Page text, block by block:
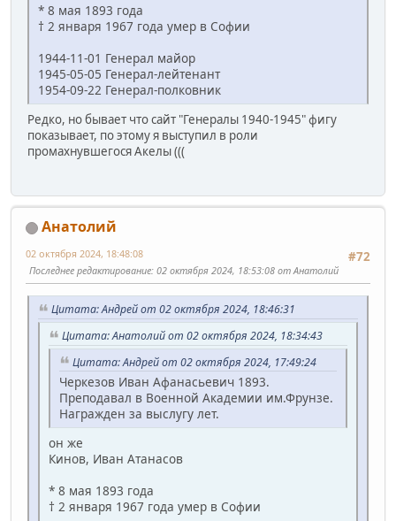
* 8 мая 1893 года
† 2 января 1967 года умер в Софии
1944-11-01 Генерал майор
1945-05-05 Генерал-лейтенант
1954-09-22 Генерал-полковник
Редко, но бывает что сайт "Генералы 1940-1945" фигу
показывает, по этому я выступил в роли
промахнувшегося Акелы (((
Анатолий
#72
02 октября 2024, 18:48:08
Последнее редактирование: 02 октября 2024, 18:53:08 от Анатолий
Цитата: Андрей от 02 октября 2024, 18:46:31
Цитата: Анатолий от 02 октября 2024, 18:34:43
Цитата: Андрей от 02 октября 2024, 17:49:24
Черкезов Иван Афанасьевич 1893.
Преподавал в Военной Академии им.Фрунзе.
Награжден за выслугу лет.
он же
Кинов, Иван Атанасов
* 8 мая 1893 года
† 2 января 1967 года умер в Софии